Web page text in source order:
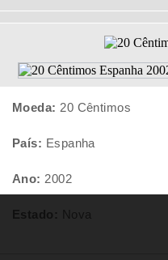
Moeda: 20 Cêntimos
País: Espanha
Ano: 2002
Estado: Nova